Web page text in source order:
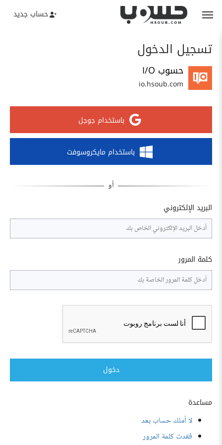
حساب جديد
تسجيل الدخول
حسوب I/O
io.hsoub.com
باستخدام جوجل
باستخدام مايكروسوفت
البريد الإلكتروني
كلمة المرور
دخول
مساعدة
لا أملك حساب بعد
فقدت كلمة المرور